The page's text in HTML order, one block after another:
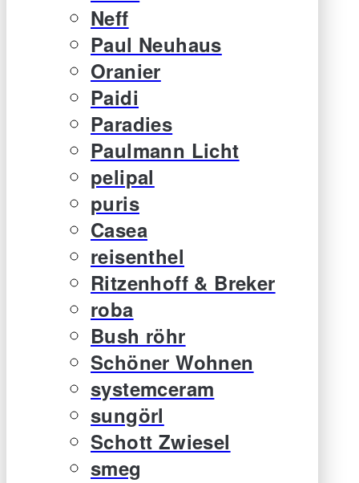
Neff
Paul Neuhaus
Oranier
Paidi
Paradies
Paulmann Licht
pelipal
puris
Casea
reisenthel
Ritzenhoff & Breker
roba
Bush röhr
Schöner Wohnen
systemceram
sungörl
Schott Zwiesel
smeg